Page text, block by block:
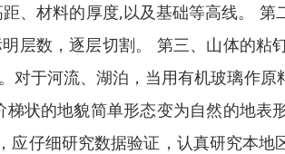
、材料的厚度,以及基础等高线。
层数，逐层切割。 第三、山体的
于河流、湖泊，当用有机玻璃作
状的地貌简单形态变为自然的地
应仔细研究数据验证，认真研究本